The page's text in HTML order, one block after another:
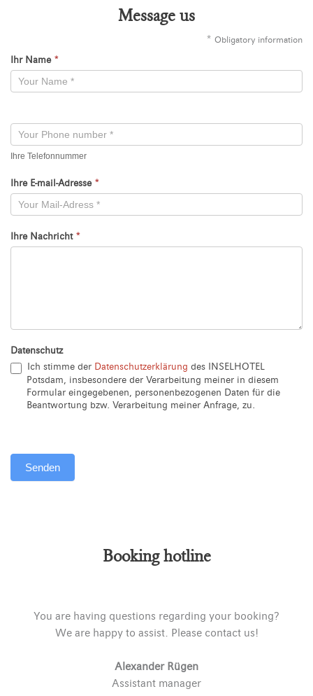
Message us
* Obligatory information
Kontaktformular
-
Ihr Name *
Ihre Telefonnummer
Ihre E-mail-Adresse *
Ihre Nachricht *
Datenschutz
Ich stimme der Datenschutzerklärung des INSELHOTEL
Potsdam, insbesondere der Verarbeitung meiner in diesem
Formular eingegebenen, personenbezogenen Daten für die
Beantwortung bzw. Verarbeitung meiner Anfrage, zu.
Senden
Booking hotline
You are having questions regarding your booking?
We are happy to assist. Please contact us!
Alexander Rügen
Assistant manager